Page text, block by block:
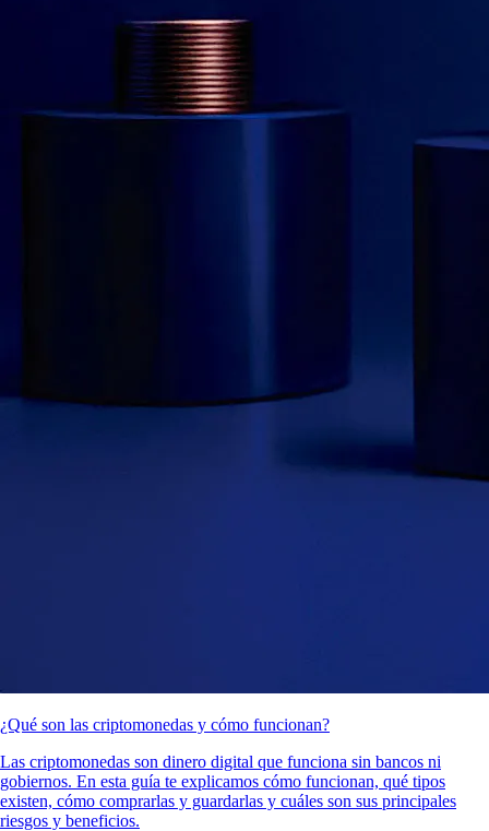
¿Qué son las criptomonedas y cómo funcionan?
Las criptomonedas son dinero digital que funciona sin bancos ni
gobiernos. En esta guía te explicamos cómo funcionan, qué tipos
existen, cómo comprarlas y guardarlas y cuáles son sus principales
riesgos y beneficios.